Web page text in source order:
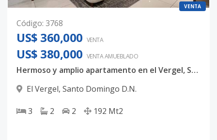
VENTA
Código: 3768
US$ 360,000 VENTA
US$ 380,000 VENTA AMUEBLADO
Hermoso y amplio apartamento en el Vergel, Santo Domingo con excelente ubicación de 3 habitaciones en $360,000
El Vergel, Santo Domingo D.N.
3 2 2 192 Mt2